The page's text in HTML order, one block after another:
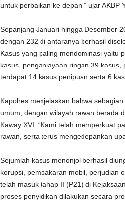
untuk perbaikan ke depan,” ujar AKBP
Sepanjang Januari hingga Desember
dengan 232 di antaranya berhasil
Kasus yang paling mendominasi yaitu
kasus, penganiayaan ringan 39
terdapat 14 kasus penipuan serta 6
Kapolres menjelaskan bahwa
umum, dengan wilayah rawan berada
Kaway XVI. “Kami telah memperkuat
rawan, serta terus mengedepankan
Sejumlah kasus menonjol berhasil
korupsi, pembakaran mobil, perjudian
telah masuk tahap II (P21) di
proses penyidikan dilakukan secara